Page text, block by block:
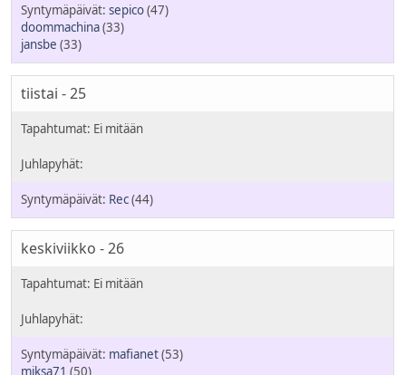
sepico(47)
doommachina(33)
jansbe (33)
tiistai - 25
Rec(44)
keskiviikko - 26
mafianet(53)
miksa71 (50)